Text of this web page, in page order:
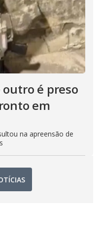
é preso
em
na apreensão de